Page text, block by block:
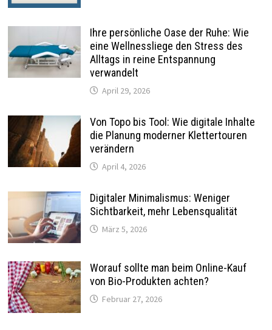
Ihre persönliche Oase der Ruhe: Wie
eine Wellnessliege den Stress des
Alltags in reine Entspannung
verwandelt
April 29, 2026
Von Topo bis Tool: Wie digitale Inhalte
die Planung moderner Klettertouren
verändern
April 4, 2026
Digitaler Minimalismus: Weniger
Sichtbarkeit, mehr Lebensqualität
März 5, 2026
Worauf sollte man beim Online-Kauf
von Bio-Produkten achten?
Februar 27, 2026